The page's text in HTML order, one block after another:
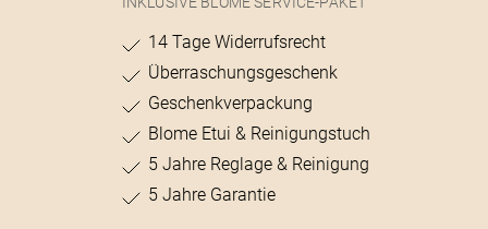
14 Tage Widerrufsrecht
Überraschungsgeschenk
Geschenkverpackung
Blome Etui & Reinigungstuch
5 Jahre Reglage & Reinigung
5 Jahre Garantie